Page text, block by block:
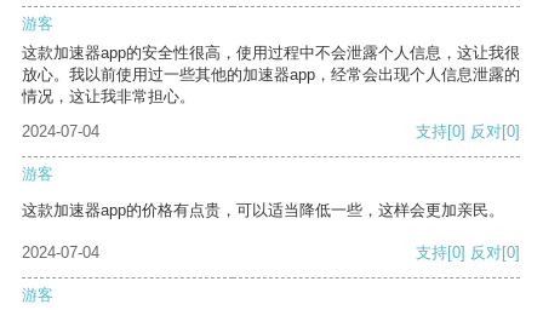
游客
这款加速器app的安全性很高，使用过程中不会泄露个人信息，这让我很
放心。我以前使用过一些其他的加速器app，经常会出现个人信息泄露的
情况，这让我非常担心。
2024-07-04
支持[0] 反对[0]
游客
这款加速器app的价格有点贵，可以适当降低一些，这样会更加亲民。
2024-07-04 支持[0] 反对[0]
游客